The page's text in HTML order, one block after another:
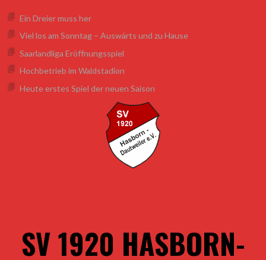
springen
zum
Inhalt
Ein Dreier muss her
Viel los am Sonntag – Auswärts und zu Hause
Saarlandliga Eröffnungsspiel
Hochbetrieb im Waldstadion
Heute erstes Spiel der neuen Saison
SV 1920 HASBORN-